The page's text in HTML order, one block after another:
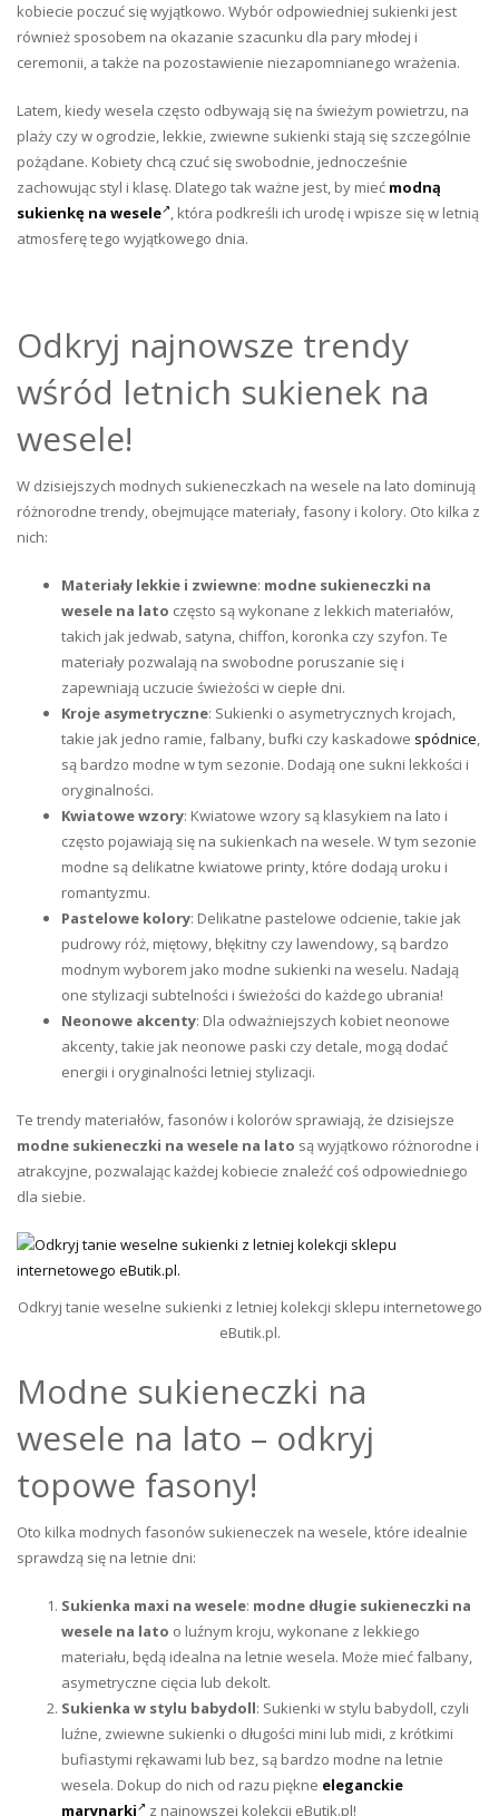
kobiecie poczuć się wyjątkowo. Wybór odpowiedniej sukienki jest
również sposobem na okazanie szacunku dla pary młodej i
ceremonii, a także na pozostawienie niezapomnianego wrażenia.
Latem, kiedy wesela często odbywają się na świeżym powietrzu, na
plaży czy w ogrodzie, lekkie, zwiewne sukienki stają się szczególnie
pożądane. Kobiety chcą czuć się swobodnie, jednocześnie
zachowując styl i klasę. Dlatego tak ważne jest, by mieć modną
sukienkę na wesele , która podkreśli ich urodę i wpisze się w letnią
atmosferę tego wyjątkowego dnia.
Odkryj najnowsze trendy
wśród letnich sukienek na
wesele!
W dzisiejszych modnych sukieneczkach na wesele na lato dominują
różnorodne trendy, obejmujące materiały, fasony i kolory. Oto kilka z
nich:
Materiały lekkie i zwiewne: modne sukieneczki na
wesele na lato często są wykonane z lekkich materiałów,
takich jak jedwab, satyna, chiffon, koronka czy szyfon. Te
materiały pozwalają na swobodne poruszanie się i
zapewniają uczucie świeżości w ciepłe dni.
Kroje asymetryczne: Sukienki o asymetrycznych krojach,
takie jak jedno ramie, falbany, bufki czy kaskadowe spódnice,
są bardzo modne w tym sezonie. Dodają one sukni lekkości i
oryginalności.
Kwiatowe wzory: Kwiatowe wzory są klasykiem na lato i
często pojawiają się na sukienkach na wesele. W tym sezonie
modne są delikatne kwiatowe printy, które dodają uroku i
romantyzmu.
Pastelowe kolory: Delikatne pastelowe odcienie, takie jak
pudrowy róż, miętowy, błękitny czy lawendowy, są bardzo
modnym wyborem jako modne sukienki na weselu. Nadają
one stylizacji subtelności i świeżości do każdego ubrania!
Neonowe akcenty: Dla odważniejszych kobiet neonowe
akcenty, takie jak neonowe paski czy detale, mogą dodać
energii i oryginalności letniej stylizacji.
Te trendy materiałów, fasonów i kolorów sprawiają, że dzisiejsze
modne sukieneczki na wesele na lato są wyjątkowo różnorodne i
atrakcyjne, pozwalając każdej kobiecie znaleźć coś odpowiedniego
dla siebie.
Odkryj tanie weselne sukienki z letniej kolekcji sklepu internetowego
eButik.pl.
Modne sukieneczki na
wesele na lato – odkryj
topowe fasony!
Oto kilka modnych fasonów sukieneczek na wesele, które idealnie
sprawdzą się na letnie dni:
Sukienka maxi na wesele: modne długie sukieneczki na
wesele na lato o luźnym kroju, wykonane z lekkiego
materiału, będą idealna na letnie wesela. Może mieć falbany,
asymetryczne cięcia lub dekolt.
Sukienka w stylu babydoll: Sukienki w stylu babydoll, czyli
luźne, zwiewne sukienki o długości mini lub midi, z krótkimi
bufiastymi rękawami lub bez, są bardzo modne na letnie
wesela. Dokup do nich od razu piękne eleganckie
marynarki
z najnowszej kolekcji eButik.pl!